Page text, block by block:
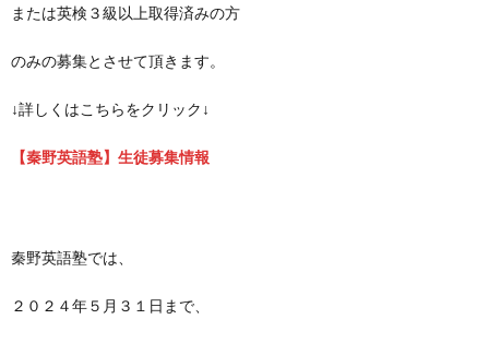
または英検３級以上取得済みの方
のみの募集とさせて頂きます。
↓詳しくはこちらをクリック↓
【秦野英語塾】生徒募集情報
秦野英語塾では、
２０２４年５月３１日まで、